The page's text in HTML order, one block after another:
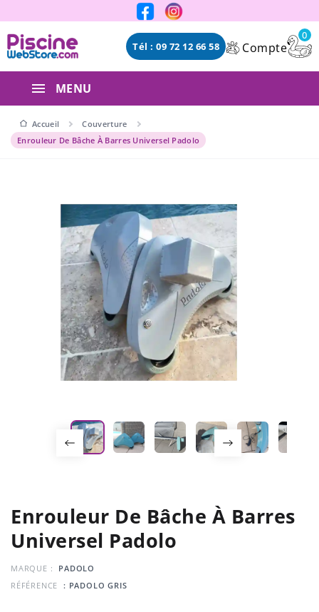
Panneau de gestion des cookies
Tél : 09 72 12 66 58 Compte
0
MENU
Accueil
Couverture
Enrouleur De Bâche À Barres Universel Padolo
Enrouleur De Bâche À Barres
Universel Padolo
MARQUE :
PADOLO
RÉFÉRENCE
: PADOLO GRIS